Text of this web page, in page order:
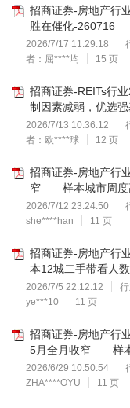
招商证券-房地产行
胜在催化-260716
2026/7/17 11:29:18
者：屈****均
15 页
招商证券-REITs行
制因素减弱，优选
2026/7/13 10:36:12
者：欧****球
12 页
招商证券-房地产行
窄——样本城市周度
2026/7/12 23:24:50
she****han
11 页
招商证券-房地产行
本12城二手带看人
2026/7/5 22:12:12
ye***10
11 页
招商证券-房地产行
5月全月收窄——样
2026/6/29 10:50:54
ZHA****OYU
11 页